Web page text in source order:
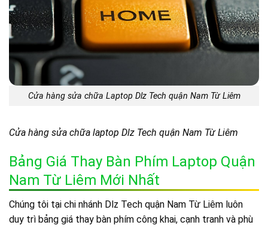
Cửa hàng sửa chữa Laptop Dlz Tech quận Nam Từ Liêm
Cửa hàng sửa chữa laptop Dlz Tech quận Nam Từ Liêm
Bảng Giá Thay Bàn Phím Laptop Quận
Nam Từ Liêm Mới Nhất
Chúng tôi tại chi nhánh Dlz Tech quận Nam Từ Liêm luôn
duy trì bảng giá thay bàn phím công khai, cạnh tranh và phù